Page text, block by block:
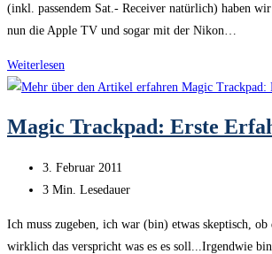
(inkl. passendem Sat.- Receiver natürlich) haben
nun die Apple TV und sogar mit der Nikon…
Weiterlesen
Digicam:
CX
Magic Trackpad: Erste
Beitrag
veröffentlicht:
3. Februar 2011
Lesedauer:
3 Min. Lesedauer
Ich muss zugeben, ich war (bin) etwas skeptisch, ob
wirklich das verspricht was es es soll...Irgendwie